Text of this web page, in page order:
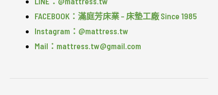
FACEBOOK：滿庭芳床業 – 床墊工廠 Since 1985
Instagram：@mattress.tw
Mail：mattress.tw@gmail.com